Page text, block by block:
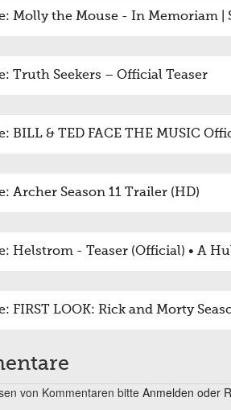
Molly the Mouse - In Memoriam |
Truth Seekers – Official Teaser
BILL & TED FACE THE MUSIC
Archer Season 11 Trailer (HD)
Helstrom - Teaser (Official) • A
FIRST LOOK: Rick and Morty
von Kommentaren bitte Anmelden oder